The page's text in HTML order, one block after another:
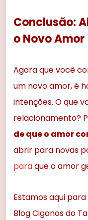
Conclusão:
o Novo Amor
Agora que você
um novo amor, é
intenções. O que
relacionamento?
de que o amor
abrir para novas
paraque o amor
Estamos aqui
Blog Ciganos do